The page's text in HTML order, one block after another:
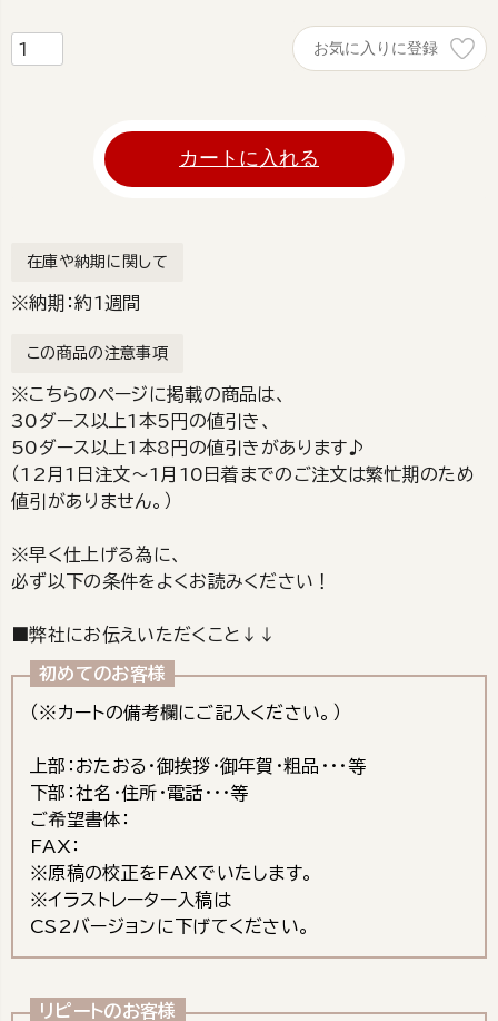
お気に入りに登録
カートに入れる
在庫や納期に関して
※納期：約1週間
この商品の注意事項
※こちらのページに掲載の商品は、
30ダース以上1本5円の値引き、
50ダース以上1本8円の値引きがあります♪
（12月1日注文～1月10日着までのご注文は繁忙期のため
値引がありません。）
※早く仕上げる為に、
必ず以下の条件をよくお読みください！
■弊社にお伝えいただくこと↓↓
初めてのお客様
（※カートの備考欄にご記入ください。）
上部：おたおる・御挨拶・御年賀・粗品･･･等
下部：社名・住所・電話・・・等
ご希望書体：
FAX：
※原稿の校正をFAXでいたします。
※イラストレーター入稿は
CS2バージョンに下げてください。
リピートのお客様